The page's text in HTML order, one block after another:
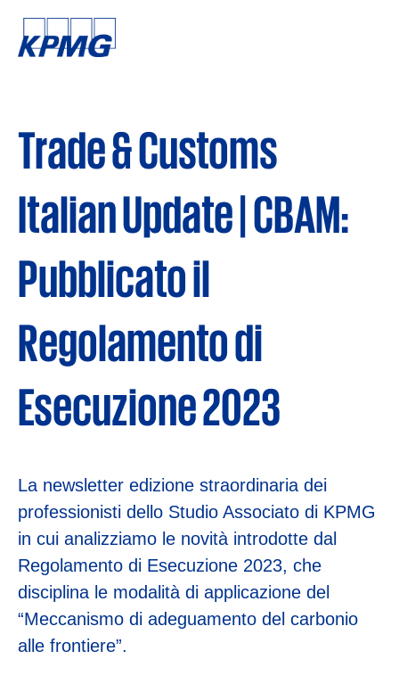
Trade & Customs
Italian Update | CBAM:
Pubblicato il
Regolamento di
Esecuzione 2023
La newsletter edizione straordinaria dei
professionisti dello Studio Associato di KPMG
in cui analizziamo le novità introdotte dal
Regolamento di Esecuzione 2023, che
disciplina le modalità di applicazione del
“Meccanismo di adeguamento del carbonio
alle frontiere”.